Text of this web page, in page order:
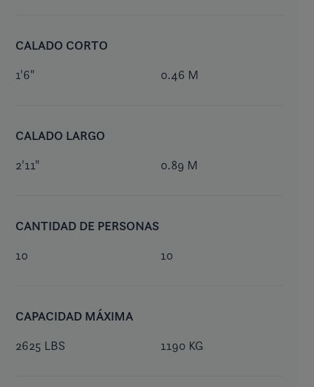
CALADO CORTO
1'6" 0.46 M
CALADO LARGO
2'11" 0.89 M
CANTIDAD DE PERSONAS
10 10
CAPACIDAD MÁXIMA
2625 LBS 1190 KG